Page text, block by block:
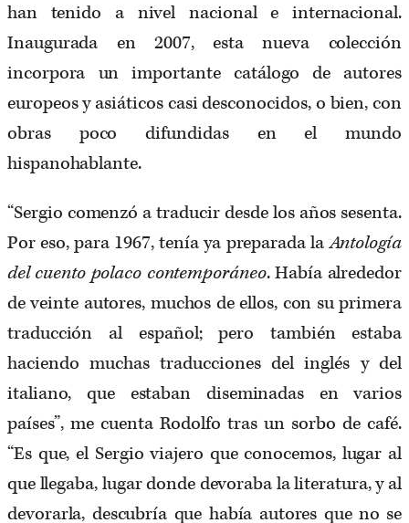
han tenido a nivel nacional e internacional.
Inaugurada en 2007, esta nueva colección
incorpora un importante catálogo de autores
europeos y asiáticos casi desconocidos, o bien, con
obras poco difundidas en el mundo
hispanohablante.
“Sergio comenzó a traducir desde los años sesenta.
Por eso, para 1967, tenía ya preparada laAntología
del cuento polaco contemporáneo. Había alrededor
de veinte autores, muchos de ellos, con su primera
traducción al español; pero también estaba
haciendo muchas traducciones del inglés y del
italiano, que estaban diseminadas en varios
países”, me cuenta Rodolfo tras un sorbo de café.
“Es que, el Sergio viajero que conocemos, lugar al
que llegaba, lugar donde devoraba la literatura, y al
devorarla, descubría que había autores que no se